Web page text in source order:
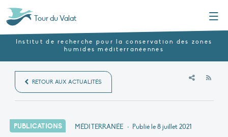
Tour du Valat
Institut de recherche pour la conservation des zones
humides méditerranéennes
RETOUR AUX ACTUALITÉS
PUBLICATIONS MÉDITERRANÉE • Publié le8 juillet 2021